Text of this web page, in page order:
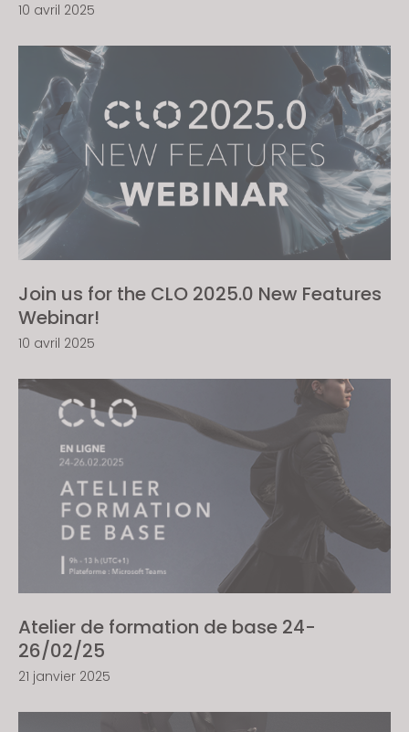
10 avril 2025
Join us for the CLO 2025.0 New Features
Webinar!
10 avril 2025
Atelier de formation de base 24-
26/02/25
21 janvier 2025